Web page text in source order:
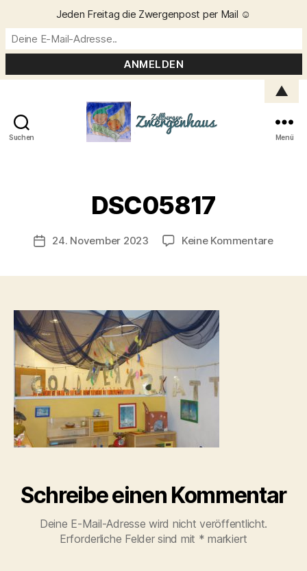
Suchen Menü
DSC05817
Beitragsautor
n
C
ri
t
Veröffentlichungsdatum
24. November 2023 Keine Kommentarezu
Schreibe einen Kommentar
Deine E-Mail-Adresse wird nicht veröffentlicht.
Erforderliche Felder sind mit * markiert
Jeden Freitag die Zwergenpost per Mail ☺️
▲